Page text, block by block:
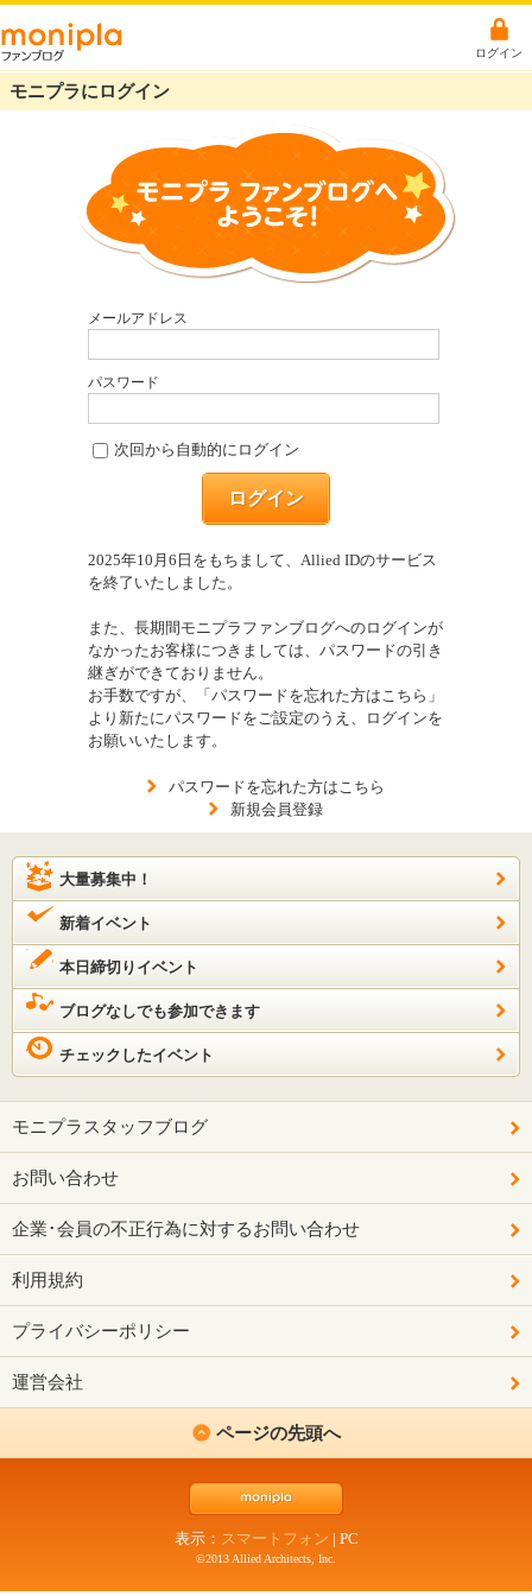
ログイン
モニプラにログイン
メールアドレス
パスワード
次回から自動的にログイン
ログイン
2025年10月6日をもちまして、Allied IDのサービス
を終了いたしました。
また、長期間モニプラファンブログへのログインが
なかったお客様につきましては、パスワードの引き
継ぎができておりません。
お手数ですが、「パスワードを忘れた方はこちら」
より新たにパスワードをご設定のうえ、ログインを
お願いいたします。
パスワードを忘れた方はこちら
新規会員登録
大量募集中！
新着イベント
本日締切りイベント
ブログなしでも参加できます
チェックしたイベント
モニプラスタッフブログ
お問い合わせ
企業･会員の不正行為に対するお問い合わせ
利用規約
プライバシーポリシー
運営会社
ページの先頭へ
表示： スマートフォン | PC
©2013 Allied Architects, Inc.